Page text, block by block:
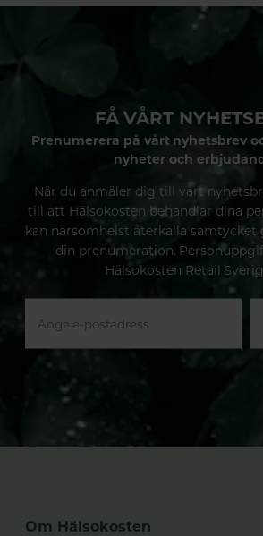
FÅ VÅRT
Prenumerera på vårt nyhetsbrev
nyheter och
När du anmäler dig till vårt
till att Hälsokosten behandlar dina
kan närsomhelst återkalla samtycket
din prenumeration.
Hälsokosten Retail
Om Hälsokosten